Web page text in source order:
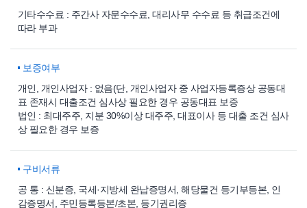
기타수수료 : 주간사 자문수수료, 대리사무 수수료 등 취급조건에
따라 부과
보증여부
개인, 개인사업자 : 없음(단, 개인사업자 중 사업자등록증상 공동대
표 존재시 대출조건 심사상 필요한 경우 공동대표 보증
법인 : 최대주주, 지분 30%이상 대주주, 대표이사 등 대출 조건 심사
상 필요한 경우 보증
구비서류
공 통 : 신분증, 국세·지방세 완납증명서, 해당물건 등기부등본, 인
감증명서, 주민등록등본/초본, 등기권리증